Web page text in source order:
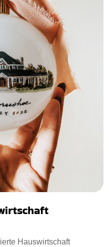
Hauswirtschaft